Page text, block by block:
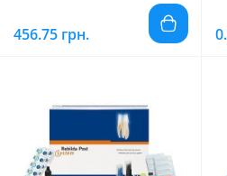
456.75 грн.